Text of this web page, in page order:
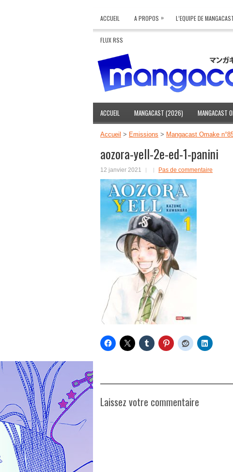
ACCUEIL A PROPOS » L’EQUIPE DE
FLUX RSS
ACCUEIL MANGACAST (2026) MANGACAST
Accueil > Emissions > Mangacast Omake
aozora-yell-2e-ed-1-panini
12 janvier 2021 Pas de commentaire
Laissez votre commentaire